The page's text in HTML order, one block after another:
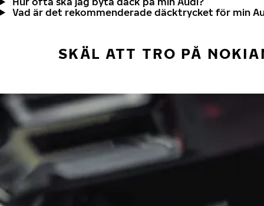
Vad är det rekommenderade däcktrycket för min
SKÄL ATT TRO PÅ